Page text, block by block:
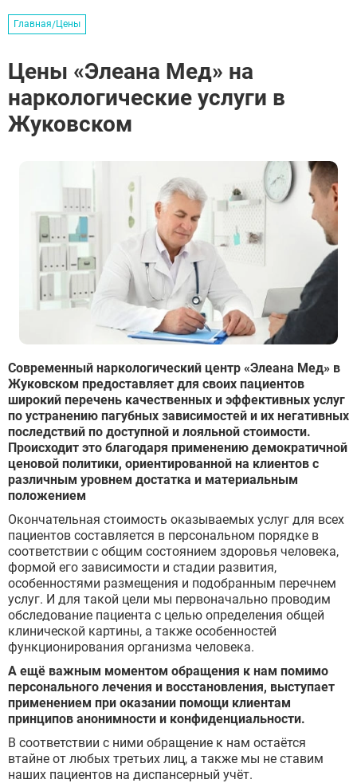
Главная Цены
Цены «Элеана Мед» на
наркологические услуги в
Жуковском
Современный наркологический центр «Элеана Мед» в
Жуковском предоставляет для своих пациентов
широкий перечень качественных и эффективных услуг
по устранению пагубных зависимостей и их негативных
последствий по доступной и лояльной стоимости.
Происходит это благодаря применению демократичной
ценовой политики, ориентированной на клиентов с
различным уровнем достатка и материальным
положением
Окончательная стоимость оказываемых услуг для всех
пациентов составляется в персональном порядке в
соответствии с общим состоянием здоровья человека,
формой его зависимости и стадии развития,
особенностями размещения и подобранным перечнем
услуг. И для такой цели мы первоначально проводим
обследование пациента с целью определения общей
клинической картины, а также особенностей
функционирования организма человека.
А ещё важным моментом обращения к нам помимо
персонального лечения и восстановления, выступает
применением при оказании помощи клиентам
принципов анонимности и конфиденциальности.
В соответствии с ними обращение к нам остаётся
втайне от любых третьих лиц, а также мы не ставим
наших пациентов на диспансерный учёт.